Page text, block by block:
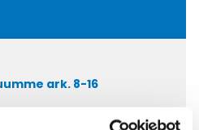
ark. 8-16